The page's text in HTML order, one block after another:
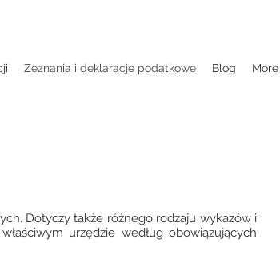
Zeznania i deklaracje podatkowe Blog More
Dotyczy także różnego rodzaju wykazów i
urzędzie według obowiązujących